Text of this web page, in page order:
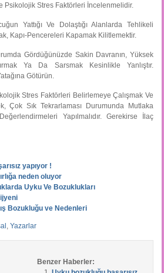
Psikolojik Stres Faktörleri İncelenmelidir.
Yattığı Ve Dolaştığı Alanlarda Tehlikeli
Kapı-Pencereleri Kapamak Kilitlemektir.
Gördüğünüzde Sakin Davranın, Yüksek
Ya Da Sarsmak Kesinlikle Yanlıştır.
Götürün.
Stres Faktörleri Belirlemeye Çalışmak Ve
Çok Sık Tekrarlaması Durumunda Mutlaka
Yapılmalıdır. Gerekirse İlaç
yapıyor !
neden oluyor
Uyku Ve Bozuklukları
Bozukluğu ve Nedenleri
, Yazarlar
Benzer Haberler: